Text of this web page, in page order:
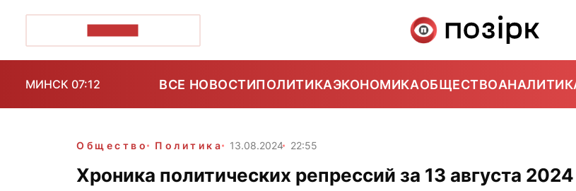
МИНСК 07:12 ВСЕ НОВОСТИПОЛИТИКАЭКОНОМИКАОБЩЕСТВО
Общество Политика 13.08.2024 22:55
Хроника политических репрессий за 13 августа 2024